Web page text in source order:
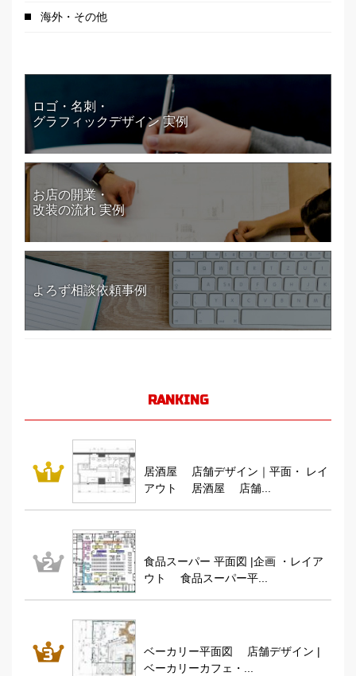
海外・その他
ロゴ・名刺・
グラフィックデザイン 実例
お店の開業・
改装の流れ 実例
よろず相談依頼事例
RANKING
居酒屋 店舗デザイン｜平面・ レイ
アウト 居酒屋 店舗...
食品スーパー 平面図 |企画 ・レイア
ウト 食品スーパー平...
ベーカリー平面図 店舗デザイン |
ベーカリーカフェ・...